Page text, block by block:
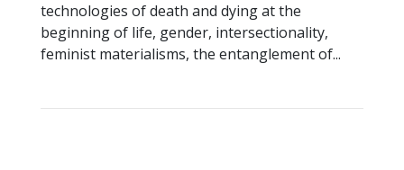
technologies of death and dying at the
beginning of life, gender, intersectionality,
feminist materialisms, the entanglement of...